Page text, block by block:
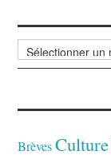
Archives
Brèves Culture